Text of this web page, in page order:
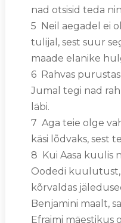
nad otsisid teda
5 Neil aegadel ei
tulijal, sest suur
maade elanike
6 Rahvas
Jumal tegi nad
läbi.
7 Aga teie olge
käsi lõdvaks, sest
8 Kui Aasa kuulis
Oodedi kuulutust,
kõrvaldas
Benjamini maalt,
Efraimi mäestikus